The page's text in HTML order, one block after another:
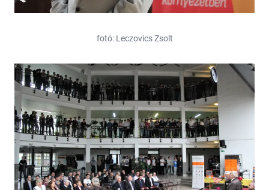
fotó: Leczovics Zsolt